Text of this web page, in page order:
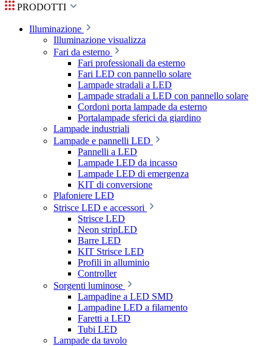
PRODOTTI
Illuminazione
Illuminazione visualizza
Fari da esterno
Fari professionali da esterno
Fari LED con pannello solare
Lampade stradali a LED
Lampade stradali a LED con pannello solare
Cordoni porta lampade da esterno
Portalampade sferici da giardino
Lampade industriali
Lampade e pannelli LED
Pannelli a LED
Lampade LED da incasso
Lampade LED di emergenza
KIT di conversione
Plafoniere LED
Strisce LED e accessori
Strisce LED
Neon stripLED
Barre LED
KIT Strisce LED
Profili in alluminio
Controller
Sorgenti luminose
Lampadine a LED SMD
Lampadine LED a filamento
Faretti a LED
Tubi LED
Lampade da tavolo